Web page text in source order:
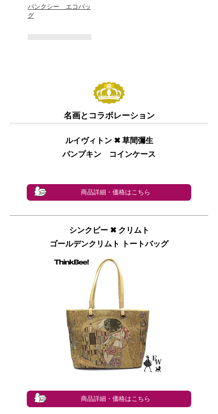
バンクシー エコバッ
グ
名画とコラボレーション
ルイヴィトン ✖︎ 草間彌生
パンプキン コインケース
商品詳細・価格はこちら
シンクビー ✖︎ クリムト
ゴールデンクリムト トートバッグ
商品詳細・価格はこちら